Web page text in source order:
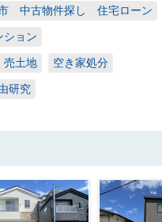
中古物件探し 住宅ローン
ョン
土地 空き家処分
研究